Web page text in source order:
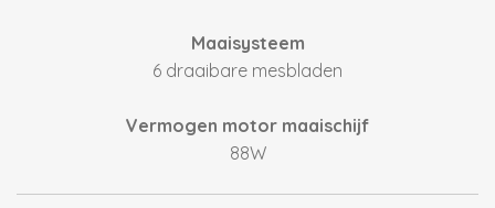
Maaisysteem
6 draaibare mesbladen
Vermogen motor maaischijf
88W